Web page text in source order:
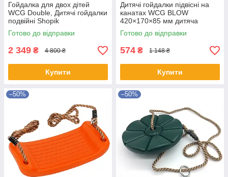
Гойдалка для двох дітей
WCG Double, Дитячі гойдалки
подвійні Shopik
Готово до відправки
2 349 ₴ 4 800 ₴
Купити
Дитячі гойдалки підвісні на
канатах WCG BLOW
420×170×85 мм дитяча
гойдалка для саду веранди
та ігрового майданчику
Готово до відправки
574 ₴ 1 148 ₴
Купити
–50% –50%